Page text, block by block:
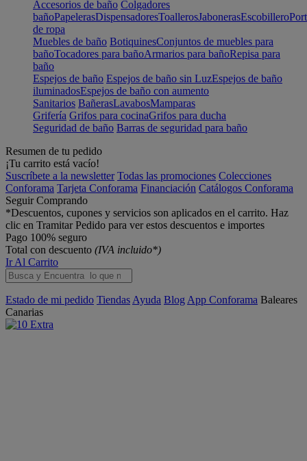
Accesorios de baño Colgadores
bañoPapelerasDispensadoresToallerosJabonerasEscobillero
de ropa
Muebles de baño BotiquinesConjuntos de muebles para
bañoTocadores para bañoArmarios para bañoRepisa para
baño
Espejos de baño Espejos de baño sin LuzEspejos de baño
iluminadosEspejos de baño con aumento
Sanitarios BañerasLavabosMamparas
Grifería Grifos para cocinaGrifos para ducha
Seguridad de baño Barras de seguridad para baño
Resumen de tu pedido
¡Tu carrito está vacío!
Suscríbete a la newsletter Todas las promociones Colecciones
Conforama Tarjeta Conforama Financiación Catálogos Conforama
Seguir Comprando
*Descuentos, cupones y servicios son aplicados en el carrito. Haz
clic en Tramitar Pedido para ver estos descuentos e importes
Pago 100% seguro
Total con descuento (IVA incluido*)
Ir Al Carrito
Estado de mi pedido Tiendas Ayuda Blog App Conforama Baleares
Canarias